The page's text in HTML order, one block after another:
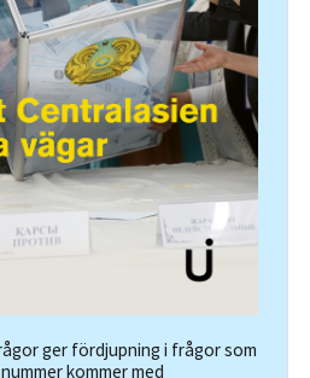
ger fördjupning i frågor som
kommer med